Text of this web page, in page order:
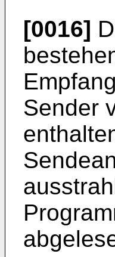
[0016]
Sender